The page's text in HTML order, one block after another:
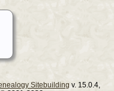
Sitebuilding v. 15.0.4,